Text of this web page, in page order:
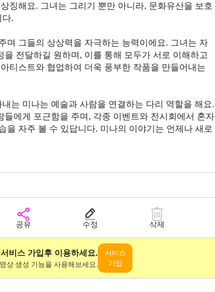
징해요. 그녀는 그리기 뿐만 아니라, 문화유산을 보호
다.
며 그들의 상상력을 자극하는 능력이에요. 그녀는 자
전달하길 원하며, 이를 통해 모두가 서로 이해하고
티스트와 협업하여 더욱 풍부한 작품을 만들어내는
는 미나는 예술과 사람을 연결하는 다리 역할을 해요.
에게 포근함을 주며, 각종 이벤트와 전시회에서 혼자
을 자주 볼 수 있답니다. 미나의 이야기는 언제나 새로
공유 수정 삭제
비스 가입후 이용하세요.
영상 생성 기능을 사용해보세요.
서비스
가입